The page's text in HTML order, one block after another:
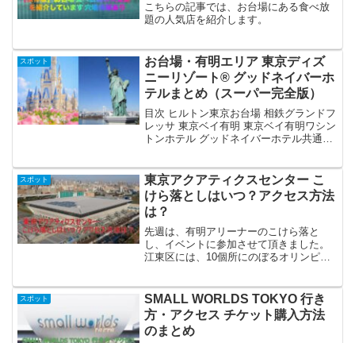
こちらの記事では、お台場にある食べ放
題の人気店を紹介します。
スポット
お台場・有明エリア 東京ディズ
ニーリゾート® グッドネイバーホ
テルまとめ（スーパー完全版）
目次 ヒルトン東京お台場 相鉄グランドフ
レッサ 東京ベイ有明 東京ベイ有明ワシン
トンホテル グッドネイバーホテル共通ポ
ルトン東京お台場 客室ホテル概要 お台場
駅...
スポット
東京アクアティクスセンター こ
けら落としはいつ？アクセス方法
は？
先週は、有明アリーナーのこけら落と
し、イベントに参加させて頂きました。
江東区には、10個所にのぼるオリンピッ
スポット
SMALL WORLDS TOKYO 行き
方・アクセス チケット購入方法
のまとめ